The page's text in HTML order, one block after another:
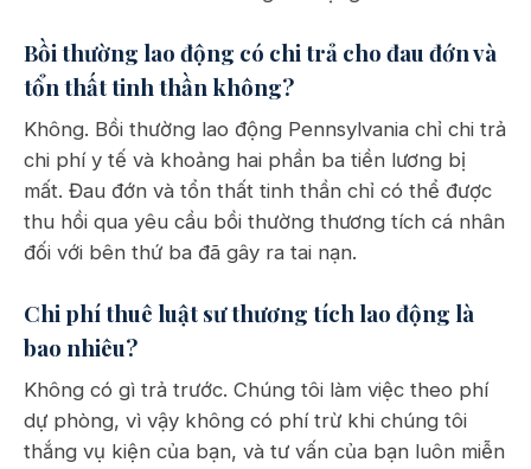
Bồi thường lao động có chi trả cho đau đớn và
tổn thất tinh thần không?
Không. Bồi thường lao động Pennsylvania chỉ chi trả
chi phí y tế và khoảng hai phần ba tiền lương bị
mất. Đau đớn và tổn thất tinh thần chỉ có thể được
thu hồi qua yêu cầu bồi thường thương tích cá nhân
đối với bên thứ ba đã gây ra tai nạn.
Chi phí thuê luật sư thương tích lao động là
bao nhiêu?
Không có gì trả trước. Chúng tôi làm việc theo phí
dự phòng, vì vậy không có phí trừ khi chúng tôi
thắng vụ kiện của bạn, và tư vấn của bạn luôn miễn